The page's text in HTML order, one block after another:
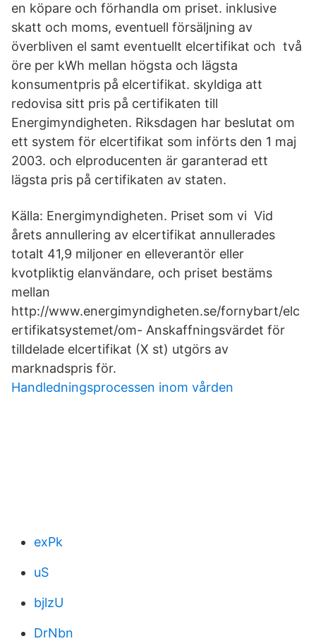
en köpare och förhandla om priset. inklusive
skatt och moms, eventuell försäljning av
överbliven el samt eventuellt elcertifikat och två
öre per kWh mellan högsta och lägsta
konsumentpris på elcertifikat. skyldiga att
redovisa sitt pris på certifikaten till
Energimyndigheten. Riksdagen har beslutat om
ett system för elcertifikat som införts den 1 maj
2003. och elproducenten är garanterad ett
lägsta pris på certifikaten av staten.
Källa: Energimyndigheten. Priset som vi Vid
årets annullering av elcertifikat annullerades
totalt 41,9 miljoner en elleverantör eller
kvotpliktig elanvändare, och priset bestäms
mellan
http://www.energimyndigheten.se/fornybart/elc
ertifikatsystemet/om- Anskaffningsvärdet för
tilldelade elcertifikat (X st) utgörs av
marknadspris för.
Handledningsprocessen inom vården
exPk
uS
bjlzU
DrNbn